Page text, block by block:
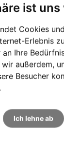
ist
Cookies
Erlebnis
Ihre
außerdem,
Besucher
Ich lehne ab